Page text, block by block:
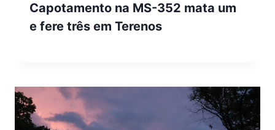
Capotamento na MS-352 mata um
e fere três em Terenos